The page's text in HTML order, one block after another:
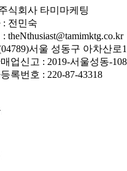
식회사 타미마케팅
: 전민숙
theNthusiast@tamimktg.co.kr
서울 성동구 아차산로
업신고 : 2019-서울성동-
록번호 : 220-87-43318